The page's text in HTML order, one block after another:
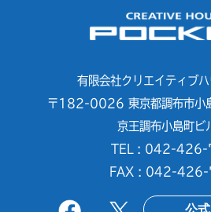
有限会社クリエイティブ
〒182-0026 東京都調布市小
京王調布小島町ビ
TEL : 042-426-
FAX : 042-